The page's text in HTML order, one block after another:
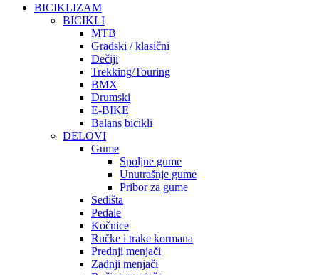
BICIKLIZAM
BICIKLI
MTB
Gradski / klasični
Dečiji
Trekking/Touring
BMX
Drumski
E-BIKE
Balans bicikli
DELOVI
Gume
Spoljne gume
Unutrašnje gume
Pribor za gume
Sedišta
Pedale
Kočnice
Ručke i trake kormana
Prednji menjači
Zadnji menjači